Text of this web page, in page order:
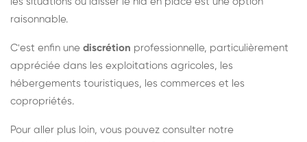
raisonnable.
C'est enfin une discrétion professionnelle, particulièrement
appréciée dans les exploitations agricoles, les
hébergements touristiques, les commerces et les
copropriétés.
Pour aller plus loin, vous pouvez consulter notre